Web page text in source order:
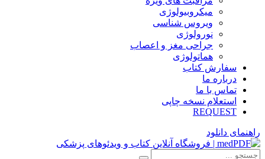
میکروبیولوژی
ویروس شناسی
نورولوژی
جراحی مغز و اعصاب
هماتولوژی
سفارش کتاب
درباره ما
تماس با ما
استعلام نسخه چاپی
REQUEST
راهنمای دانلود